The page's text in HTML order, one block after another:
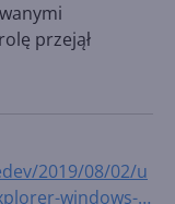
przejął
2019/08/02/u
windows-7-